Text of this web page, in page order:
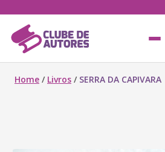
Home / Livros / SERRA DA CAPIVARA